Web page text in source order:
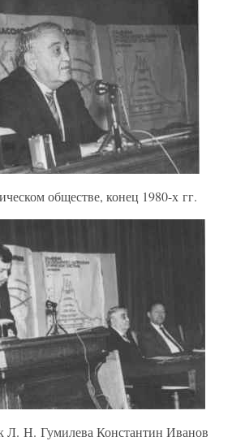
обществе, конец 1980-х гг.
Л. Н. Гумилева Константин Иванов